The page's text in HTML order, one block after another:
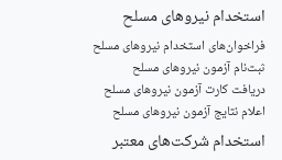
استخدام‌ نیروهای مسلح
‌فراخوان‌های استخدام‌ نیروهای مسلح
ثبت‌نام آزمون نیروهای مسلح
دریافت کارت آزمون نیروهای مسلح
اعلام نتایج آزمون نیروهای مسلح
استخدام‌ شرکت‌های معتبر